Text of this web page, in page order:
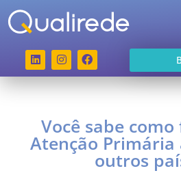
Você sabe
Atenção Primária
outros